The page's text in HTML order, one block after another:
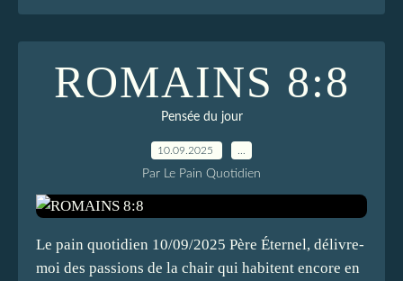
ROMAINS 8:8
Pensée du jour
10.09.2025
Par Le Pain Quotidien
Le pain quotidien 10/09/2025 Père Éternel, délivre-
moi des passions de la chair qui habitent encore en